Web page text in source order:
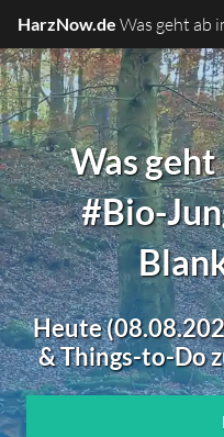
HarzNow.de Was geht ab
Was geht
#Bio-
Heute
& Things-to-Do